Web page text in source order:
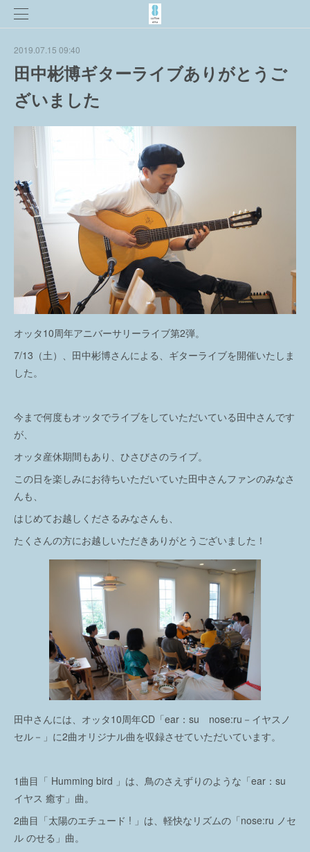
2019.07.15 09:40
田中彬博ギターライブありがとうご
ざいました
オッタ10周年アニバーサリーライブ第2弾。
7/13（土）、田中彬博さんによる、ギターライブを開催いたしま
した。
今まで何度もオッタでライブをしていただいている田中さんです
が、
オッタ産休期間もあり、ひさびさのライブ。
この日を楽しみにお待ちいただいていた田中さんファンのみなさ
んも、
はじめてお越しくださるみなさんも、
たくさんの方にお越しいただきありがとうございました！
田中さんには、オッタ10周年CD「ear：su nose:ru－イヤスノ
セル－」に2曲オリジナル曲を収録させていただいています。
1曲目「 Humming bird 」は、鳥のさえずりのような「ear：su
イヤス 癒す」曲。
2曲目「太陽のエチュード ! 」は、軽快なリズムの「nose:ru ノセ
ル のせる」曲。